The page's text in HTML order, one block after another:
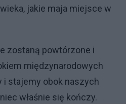
jakie maja miejsce w
zostaną powtórzone i
międzynarodowych
stajemy obok naszych
właśnie się kończy.